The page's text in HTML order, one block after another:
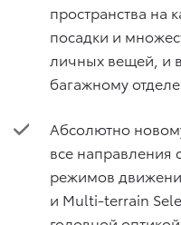
пространства на
посадки и
личных вещей, и
багажному
Абсолютно
все направления
режимов
и Multi-terrain